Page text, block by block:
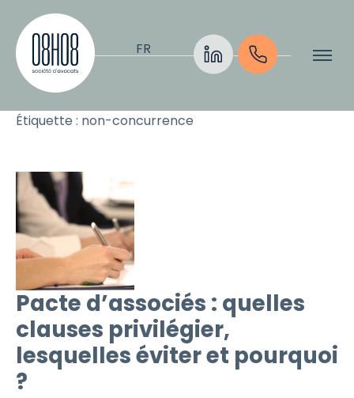
Aller au contenu
FR
Étiquette : non-concurrence
Pacte d’associés : quelles
clauses privilégier,
lesquelles éviter et pourquoi
?